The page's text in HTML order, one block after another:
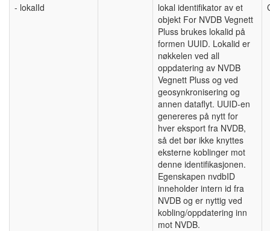
- lokalId
lokal identifikator av et
objekt For NVDB Vegnett
Pluss brukes lokalid på
formen UUID. Lokalid er
nøkkelen ved all
oppdatering av NVDB
Vegnett Pluss og ved
geosynkronisering og
annen dataflyt. UUID-en
genereres på nytt for
hver eksport fra NVDB,
så det bør ikke knyttes
eksterne koblinger mot
denne identifikasjonen.
Egenskapen nvdbID
inneholder intern id fra
NVDB og er nyttig ved
kobling/oppdatering inn
mot NVDB.